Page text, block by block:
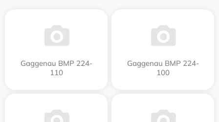
Gaggenau BMP 224-
110
Gaggenau BMP 224-
100